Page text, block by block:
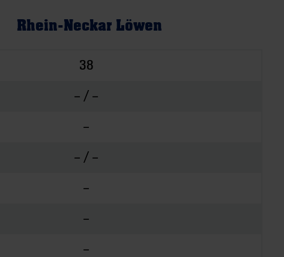
Rhein-Neckar Löwen
38
– / –
–
– / –
–
–
–